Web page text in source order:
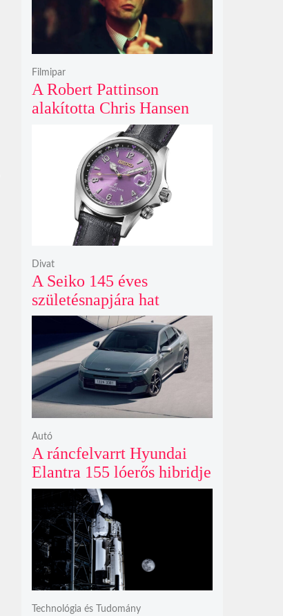
A Robert Pattinson
alakította Chris Hansen
sötét vadászatra indul a
Primetime előzetesében
Filmipar
A Seiko 145 éves
születésnapjára hat
limitált kiadású Edo-lila
számlapos modellt hozott
ki
Divat
A ráncfelvarrt Hyundai
Elantra 155 lóerős hibridje
és prémium utastere
komoly belsőtéri ugrást
hoz
Autó
Technológia és Tudomány